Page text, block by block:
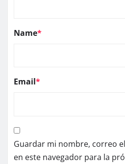
Name*
Email*
Guardar mi nombre, correo
en este navegador para la